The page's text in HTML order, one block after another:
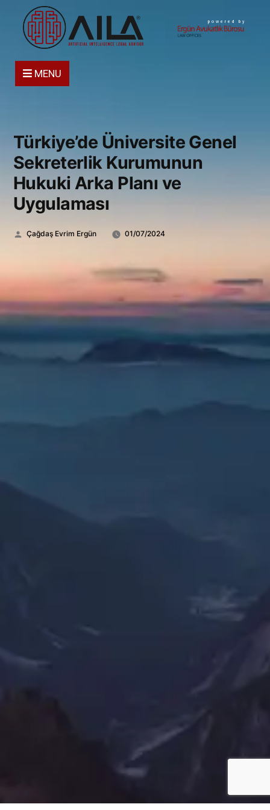
powered by
MENU
Türkiye’de Üniversite Genel
Sekreterlik Kurumunun
Hukuki Arka Planı ve
Uygulaması
Gönderen:
Çağdaş Evrim Ergün 01/07/2024